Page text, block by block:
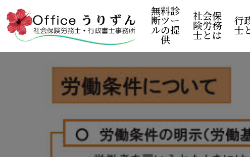
無料診
断ツー
ルの提
供
社会保
険労務
士とは
行
士